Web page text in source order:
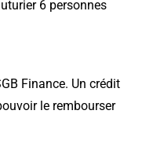
6 personnes
Finance. Un crédit
le rembourser